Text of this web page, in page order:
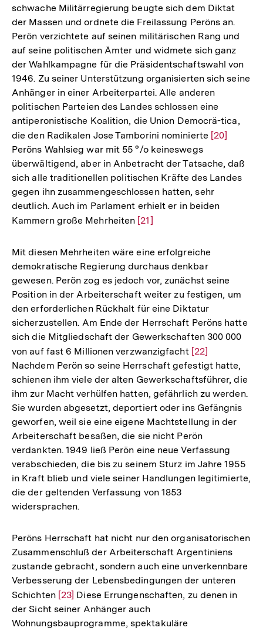
Auflösung
der
Fußnote
schwache Militärregierung beugte sich dem Diktat
der Massen und ordnete die Freilassung Peröns an.
Perön verzichtete auf seinen militärischen Rang und
auf seine politischen Ämter und widmete sich ganz
der Wahlkampagne für die Präsidentschaftswahl von
1946. Zu seiner Unterstützung organisierten sich seine
Anhänger in einer Arbeiterpartei. Alle anderen
politischen Parteien des Landes schlossen eine
antiperonistische Koalition, die Union Democrä-tica,
die den Radikalen Jose Tamborini nominierte Zur
der
Fußnote
[20]
Peröns Wahlsieg war mit 55 °/o keineswegs
überwältigend, aber in Anbetracht der Tatsache, daß
sich alle traditionellen politischen Kräfte des Landes
gegen ihn zusammengeschlossen hatten, sehr
deutlich. Auch im Parlament erhielt er in beiden
Kammern große Mehrheiten Zur
der
Fußnote
[21]
Mit diesen Mehrheiten wäre eine erfolgreiche
demokratische Regierung durchaus denkbar
gewesen. Perön zog es jedoch vor, zunächst seine
Position in der Arbeiterschaft weiter zu festigen, um
den erforderlichen Rückhalt für eine Diktatur
sicherzustellen. Am Ende der Herrschaft Peröns hatte
sich die Mitgliedschaft der Gewerkschaften 300 000
von auf fast 6 Millionen verzwanzigfacht Zur
Auflösung
der
Fußnote
[22]
Nachdem Perön so seine Herrschaft gefestigt hatte,
schienen ihm viele der alten Gewerkschaftsführer, die
ihm zur Macht verhülfen hatten, gefährlich zu werden.
Sie wurden abgesetzt, deportiert oder ins Gefängnis
geworfen, weil sie eine eigene Machtstellung in der
Arbeiterschaft besaßen, die sie nicht Perön
verdankten. 1949 ließ Perön eine neue Verfassung
verabschieden, die bis zu seinem Sturz im Jahre 1955
in Kraft blieb und viele seiner Handlungen legitimierte,
die der geltenden Verfassung von 1853
widersprachen.
Peröns Herrschaft hat nicht nur den organisatorischen
Zusammenschluß der Arbeiterschaft Argentiniens
zustande gebracht, sondern auch eine unverkennbare
Verbesserung der Lebensbedingungen der unteren
Schichten Zur
Auflösung
der
[23] Diese Errungenschaften, zu denen in
der Sicht seiner Anhänger auch
Wohnungsbauprogramme, spektakuläre